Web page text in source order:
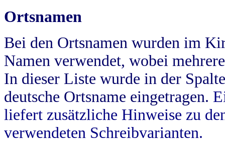
Ortsnamen
Bei den Ortsnamen wurden im
Namen verwendet, wobei
In dieser Liste wurde in der
deutsche Ortsname eingetragen.
liefert zusätzliche Hinweise zu
verwendeten Schreibvarianten.